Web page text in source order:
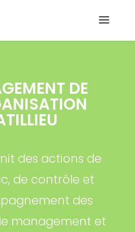
DE
des actions de
de contrôle et
des
management et